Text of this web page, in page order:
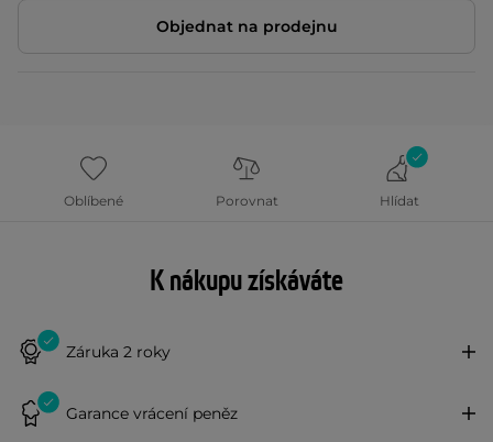
Objednat na prodejnu
Oblíbené Porovnat Hlídat
K nákupu získáváte
Záruka 2 roky
Garance vrácení peněz